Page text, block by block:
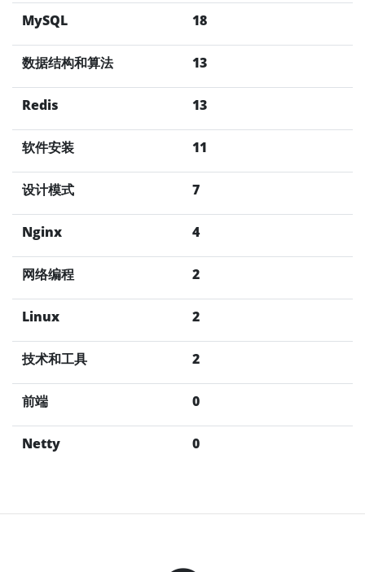
MySQL 18
数据结构和算法 13
Redis 13
软件安装 11
设计模式 7
Nginx 4
网络编程 2
Linux 2
技术和工具 2
前端 0
Netty 0